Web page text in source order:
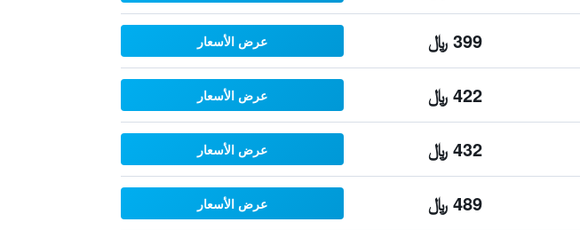
399 ﷼ عرض الأسعار
422 ﷼ عرض الأسعار
432 ﷼ عرض الأسعار
489 ﷼ عرض الأسعار